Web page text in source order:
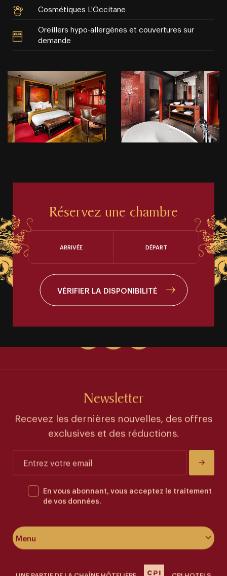
Cosmétiques L'Occitane
Oreillers hypo-allergènes et couvertures sur
demande
Réservez une chambre
ARRIVÉE DÉPART
VÉRIFIER LA DISPONIBILITÉ
Menu
À propos de l’hôtel
Newsletter
Recevez les dernières nouvelles, des offres
exclusives et des réductions.
En vous abonnant, vous acceptez le traitement
de vos données.